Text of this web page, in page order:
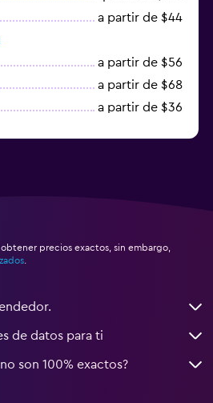
a partir de $44
a partir de $56
a partir de $68
a partir de $36
precios exactos, sin embargo,
de datos para ti
son 100% exactos?